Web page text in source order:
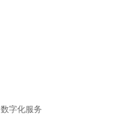
数字化服务